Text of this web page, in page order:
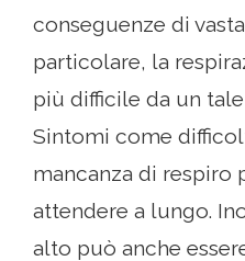
conseguenze di
particolare, la
più difficile da un
Sintomi come
mancanza di respiro
attendere a lungo.
alto può anche